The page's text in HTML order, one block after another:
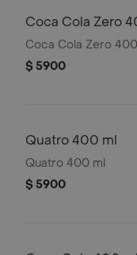
Coca Cola Zero
Coca Cola Zero
$ 5900
Quatro 400 ml
Quatro 400 ml
$ 5900